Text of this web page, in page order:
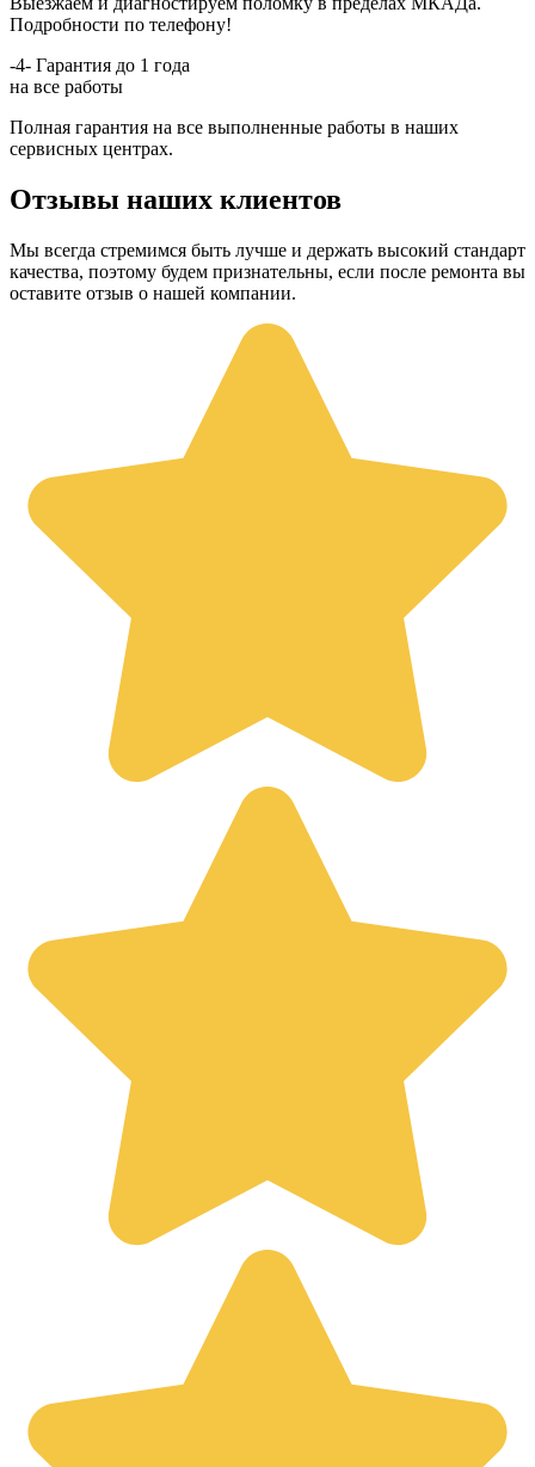
Подробности по телефону!
-4- Гарантия до 1 года
на все работы
Полная гарантия на все выполненные работы в наших
сервисных центрах.
Отзывы наших клиентов
Мы всегда стремимся быть лучше и держать высокий стандарт
качества, поэтому будем признательны, если после ремонта вы
оставите отзыв о нашей компании.